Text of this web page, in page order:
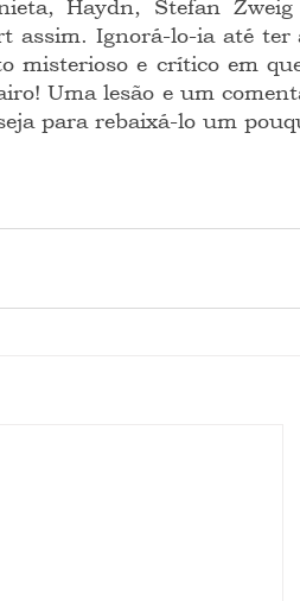
Haydn, Stefan
assim. Ignorá-lo-ia até ter
misterioso e crítico em
Uma lesão e um
para rebaixá-lo um